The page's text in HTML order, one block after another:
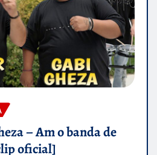
– Am o banda de
oficial]